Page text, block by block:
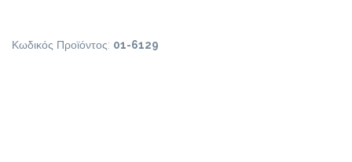
Κωδικός Προϊόντος: 01-6129